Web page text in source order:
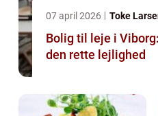
07 april 2026 Toke
Bolig til leje i
den rette lejlighed